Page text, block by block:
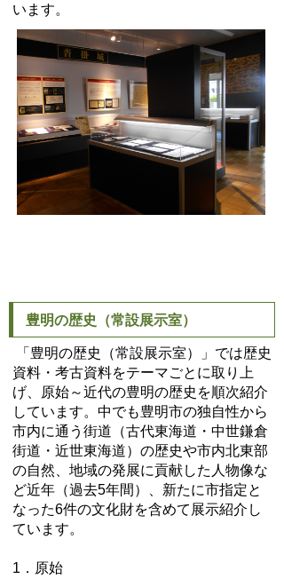
います。
豊明の歴史（常設展示室）
「豊明の歴史（常設展示室）」では歴史
資料・考古資料をテーマごとに取り上
げ、原始～近代の豊明の歴史を順次紹介
しています。中でも豊明市の独自性から
市内に通う街道（古代東海道・中世鎌倉
街道・近世東海道）の歴史や市内北東部
の自然、地域の発展に貢献した人物像な
ど近年（過去5年間）、新たに市指定と
なった6件の文化財を含めて展示紹介し
ています。
1．原始